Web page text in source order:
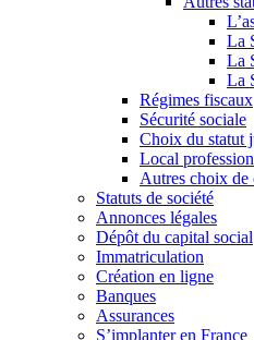
La
La
La
Régimes fiscaux
Sécurité sociale
Choix du statut
Local
Autres choix de
Statuts de société
Annonces légales
Dépôt du capital social
Immatriculation
Création en ligne
Banques
Assurances
S’implanter en France